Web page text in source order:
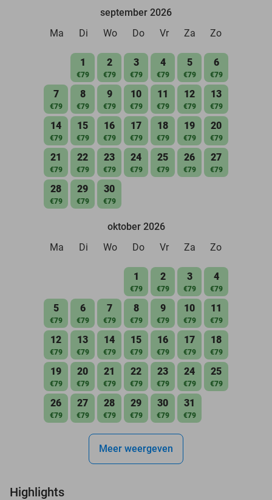
september 2026
Ma
Di Wo Do Vr Za Zo
1
€79
2
€79
3
€79
4
€79
5
€79
6
€79
7
€79
8
€79
9
€79
10
€79
11
€79
12
€79
13
€79
14
€79
15
€79
16
€79
17
€79
18
€79
19
€79
20
€79
21
€79
22
€79
23
€79
24
€79
25
€79
26
€79
27
€79
28
€79
29
€79
30
€79
oktober 2026
Ma
Di Wo Do Vr Za Zo
1
€79
2
€79
3
€79
4
€79
5
€79
6
€79
7
€79
8
€79
9
€79
10
€79
11
€79
12
€79
13
€79
14
€79
15
€79
16
€79
17
€79
18
€79
19
€79
20
€79
21
€79
22
€79
23
€79
24
€79
25
€79
26
€79
27
€79
28
€79
29
€79
30
€79
31
€79
Meer weergeven
Highlights